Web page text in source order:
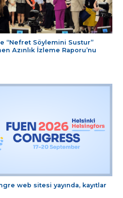
“Nefret Söylemini Sustur”
Azınlık İzleme Raporu’nu
web sitesi yayında, kayıtlar